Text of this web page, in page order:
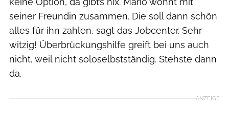
seiner Freundin zusammen. Die soll dann schön
alles für ihn zahlen, sagt das Jobcenter. Sehr
witzig! Überbrückungshilfe greift bei uns auch
nicht, weil nicht soloselbstständig. Stehste dann
da.
ANZEIGE